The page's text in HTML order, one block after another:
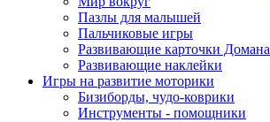
Пазлы для малышей
Пальчиковые игры
Развивающие карточки Домана
Развивающие наклейки
Игры на развитие моторики
Бизиборды, чудо-коврики
Инструменты - помощники